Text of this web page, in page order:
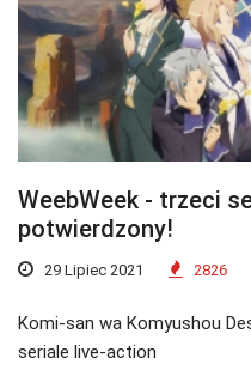
WeebWeek - trzeci
potwierdzony!
29 Lipiec 2021 2826
Komi-san wa Komyushou
seriale live-action